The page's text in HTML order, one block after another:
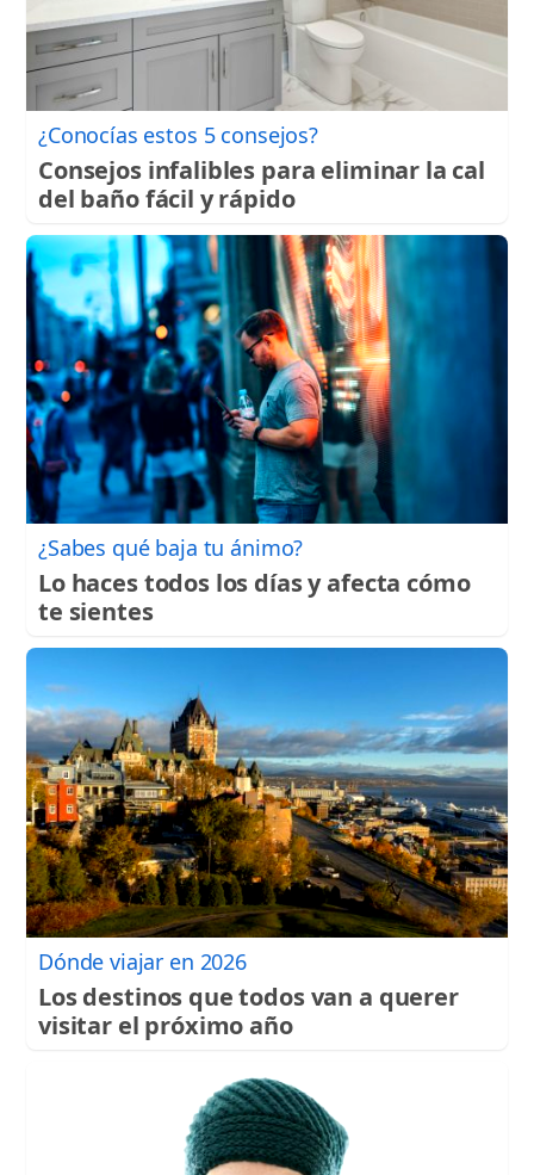
¿Conocías estos 5 consejos?
Consejos infalibles para eliminar la cal
del baño fácil y rápido
¿Sabes qué baja tu ánimo?
Lo haces todos los días y afecta cómo
te sientes
Dónde viajar en 2026
Los destinos que todos van a querer
visitar el próximo año